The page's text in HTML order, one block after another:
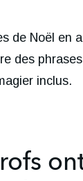
de Noël en
des
inclus.